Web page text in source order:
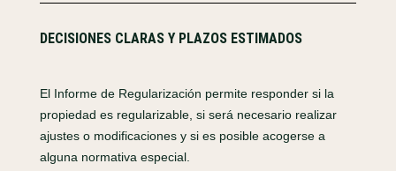
DECISIONES CLARAS Y PLAZOS ESTIMADOS
El Informe de Regularización permite responder si la
propiedad es regularizable, si será necesario realizar
ajustes o modificaciones y si es posible acogerse a
alguna normativa especial.